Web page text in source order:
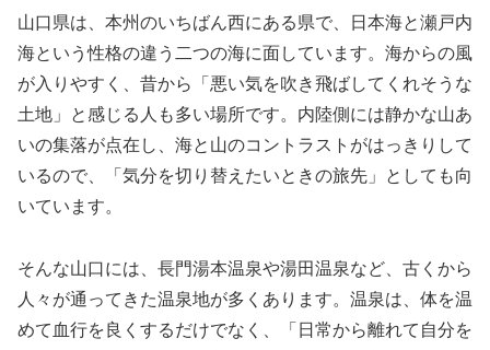
山口県は、本州のいちばん西にある県で、日本海と瀬戸内
海という性格の違う二つの海に面しています。海からの風
が入りやすく、昔から「悪い気を吹き飛ばしてくれそうな
土地」と感じる人も多い場所です。内陸側には静かな山あ
いの集落が点在し、海と山のコントラストがはっきりして
いるので、「気分を切り替えたいときの旅先」としても向
いています。
そんな山口には、長門湯本温泉や湯田温泉など、古くから
人々が通ってきた温泉地が多くあります。温泉は、体を温
めて血行を良くするだけでなく、「日常から離れて自分を